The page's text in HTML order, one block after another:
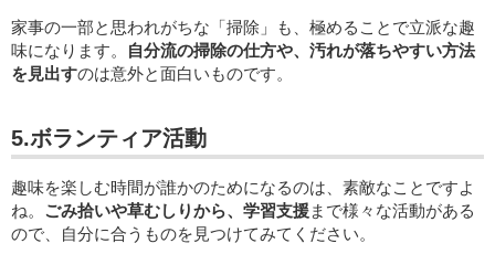
家事の一部と思われがちな「掃除」も、極めることで立派な趣
味になります。
自分流の掃除の仕方や、汚れが落ちやすい方法
を見出すのは意外と面白いものです。
5.ボランティア活動
趣味を楽しむ時間が誰かのためになるのは、素敵なことですよ
ね。 ごみ拾いや草むしりから、学習支援まで様々な活動がある
ので、自分に合うものを見つけてみてください。